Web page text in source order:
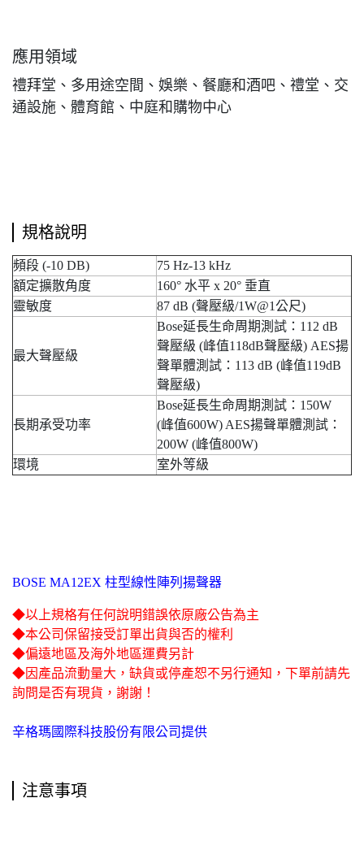
應用領域
禮拜堂、多用途空間、娛樂、餐廳和酒吧、禮堂、交
通設施、體育館、中庭和購物中心
規格說明
頻段 (-10 DB)
75 Hz-13 kHz
額定擴散角度
160° 水平 x 20° 垂直
靈敏度
87 dB (聲壓級/1W@1公尺)
最大聲壓級
Bose延長生命周期測試：112 dB
聲壓級 (峰值118dB聲壓級) AES揚
聲單體測試：113 dB (峰值119dB
聲壓級)
長期承受功率
Bose延長生命周期測試：150W
(峰值600W) AES揚聲單體測試：
200W (峰值800W)
環境
室外等級
BOSE MA12EX 柱型線性陣列揚聲器
◆以上規格有任何說明錯誤依原廠公告為主
◆本公司保留接受訂單出貨與否的權利
◆偏遠地區及海外地區運費另計
◆因產品流動量大，缺貨或停產恕不另行通知，下單前請先
詢問是否有現貨，謝謝！
辛格瑪國際科技股份有限公司提供
注意事項